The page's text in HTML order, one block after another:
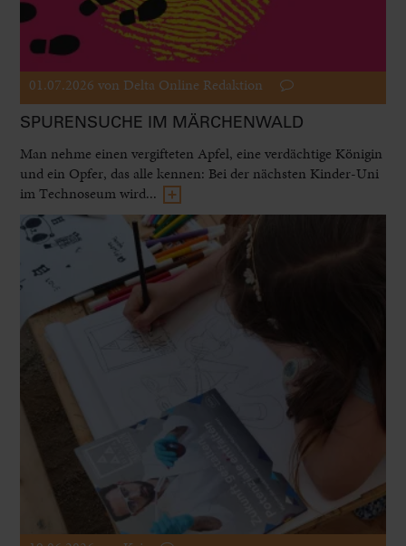
01.07.2026 von Delta Online Redaktion
SPURENSUCHE IM MÄRCHENWALD
Man nehme einen vergifteten Apfel, eine verdächtige Königin
und ein Opfer, das alle kennen: Bei der nächsten Kinder-Uni
im Technoseum wird...